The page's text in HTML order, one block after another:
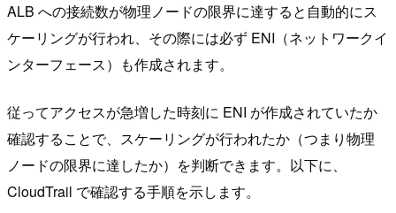
ALB への接続数が物理ノードの限界に達すると自動的にス
ケーリングが行われ、その際には必ず ENI（ネットワークイ
ンターフェース）も作成されます。
従ってアクセスが急増した時刻に ENI が作成されていたか
確認することで、スケーリングが行われたか（つまり物理
ノードの限界に達したか）を判断できます。以下に、
CloudTrail で確認する手順を示します。